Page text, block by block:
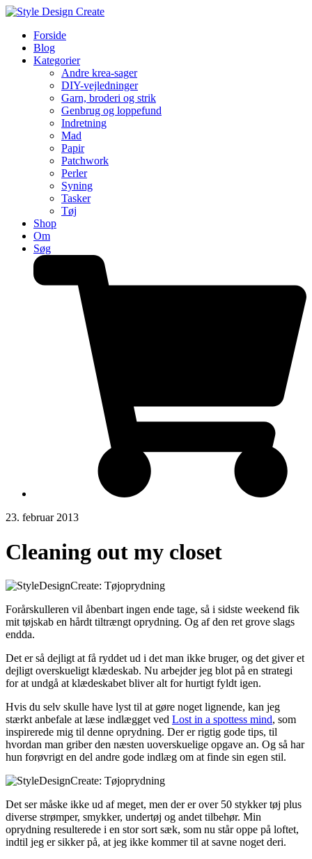
Forside
Blog
Kategorier
Andre krea-sager
DIY-vejledninger
Garn, broderi og strik
Genbrug og loppefund
Indretning
Mad
Papir
Patchwork
Perler
Syning
Tasker
Tøj
Shop
Om
Søg
23. februar 2013
Cleaning out my closet
Forårskulleren vil åbenbart ingen ende tage, så i sidste weekend fik
mit tøjskab en hårdt tiltrængt oprydning. Og af den ret grove slags
endda.
Det er så dejligt at få ryddet ud i det man ikke bruger, og det giver et
dejligt overskueligt klædeskab. Nu arbejder jeg blot på en strategi
for at undgå at klædeskabet bliver alt for hurtigt fyldt igen.
Hvis du selv skulle have lyst til at gøre noget lignende, kan jeg
stærkt anbefale at læse indlægget ved Lost in a spottess mind, som
inspirerede mig til denne oprydning. Der er rigtig gode tips, til
hvordan man griber den næsten uoverskuelige opgave an. Og så har
hun forøvrigt en del andre gode indlæg om at finde sin egen stil.
Det ser måske ikke ud af meget, men der er over 50 stykker tøj plus
diverse strømper, smykker, undertøj og andet tilbehør. Min
oprydning resulterede i en stor sort sæk, som nu står oppe på loftet,
indtil jeg er sikker på, at jeg ikke kommer til at savne noget deri.